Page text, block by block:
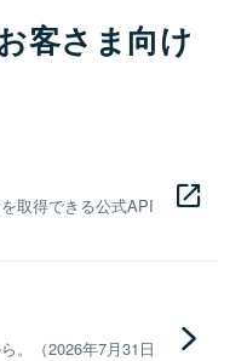
客さま向け
取得できる公式API
。（2026年7月31日